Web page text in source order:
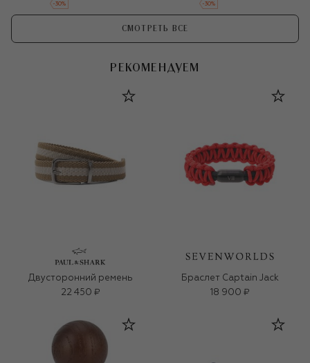
-30% -30%
СМОТРЕТЬ ВСЕ
РЕКОМЕНДУЕМ
Двусторонний ремень
22 450 ₽
Браслет Captain Jack
18 900 ₽